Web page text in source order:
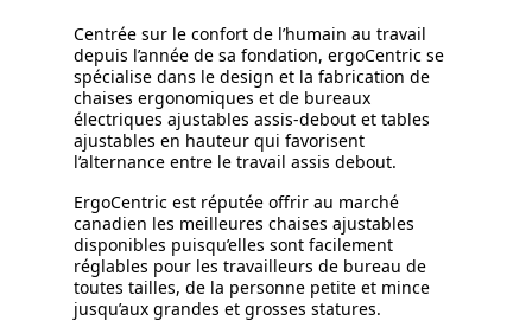
Centrée sur le confort de l’humain au travail
depuis l’année de sa fondation, ergoCentric se
spécialise dans le design et la fabrication de
chaises ergonomiques et de bureaux
électriques ajustables assis-debout et tables
ajustables en hauteur qui favorisent
l’alternance entre le travail assis debout.
ErgoCentric est réputée offrir au marché
canadien les meilleures chaises ajustables
disponibles puisqu’elles sont facilement
réglables pour les travailleurs de bureau de
toutes tailles, de la personne petite et mince
jusqu’aux grandes et grosses statures.